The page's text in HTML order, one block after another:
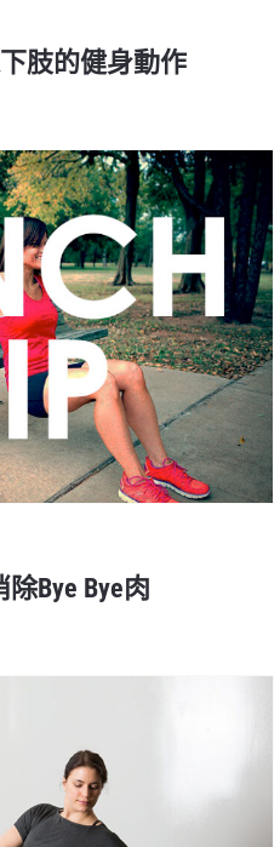
肢的健身動作
Bye Bye肉